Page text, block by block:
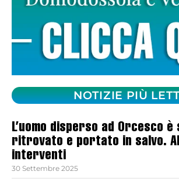
NOTIZIE PIÙ
L’uomo disperso ad Orcesco
ritrovato e portato in salvo.
interventi
30 Settembre 2025